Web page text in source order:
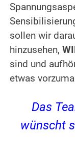
sollen wir
hinzusehen,
sind und
etwas
Das
wünscht